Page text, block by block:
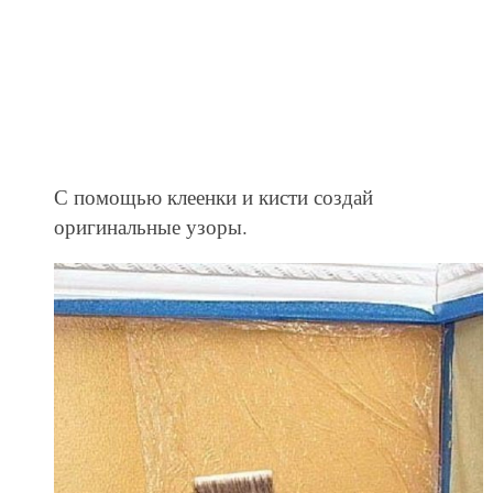
С помощью клеенки и кисти создай
оригинальные узоры.